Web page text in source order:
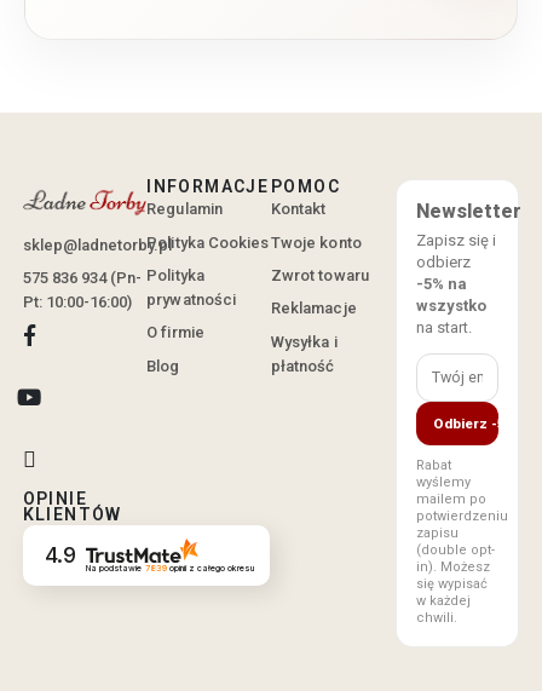
sklep@ladnetorby.pl
575 836 934 (Pn-
Pt: 10:00-16:00)
OPINIE
KLIENTÓW
4.9 Na podstawie 7839opinii z całego okresu
INFORMACJE
Regulamin
Polityka Cookies
Polityka
prywatności
O firmie
Blog
POMOC
Kontakt
Twoje konto
Zwrot towaru
Reklamacje
Wysyłka i
płatność
Newsletter
Zapisz się i
odbierz
-5% na
wszystko
na start.
Odbierz -5%
Rabat
wyślemy
mailem po
potwierdzeniu
zapisu
(double opt-
in). Możesz
się wypisać
w każdej
chwili.